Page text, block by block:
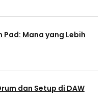
Pad: Mana yang Lebih
dan Setup di DAW